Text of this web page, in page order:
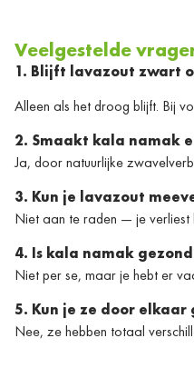
Veelgestelde
1. Blijft lavazout zwart
Alleen als het droog blijft. Bij
2. Smaakt kala namak
Ja, door natuurlijke
3. Kun je lavazout
Niet aan te raden — je verliest
4. Is kala namak
Niet per se, maar je hebt er
5. Kun je ze door elkaar
Nee, ze hebben totaal